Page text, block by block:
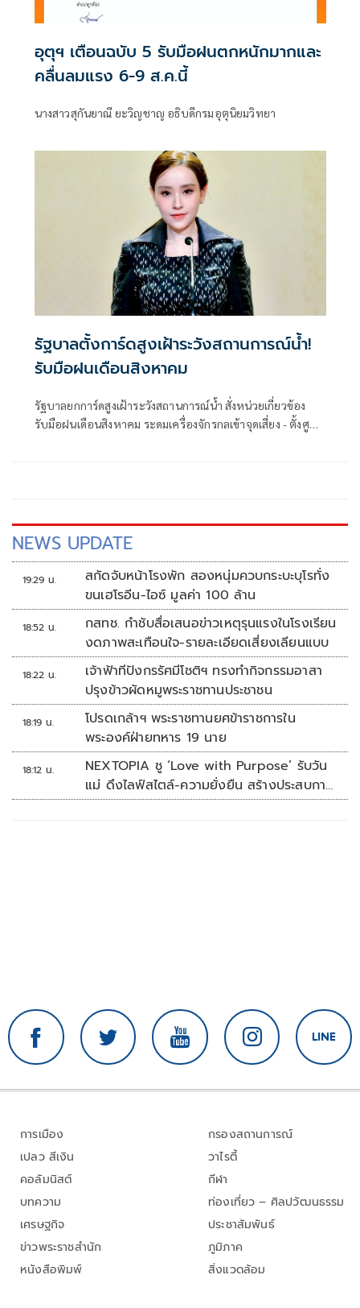
อุตุฯ เตือนฉบับ 5 รับมือฝนตกหนักมากและ
คลื่นลมแรง 6-9 ส.ค.นี้
นางสาวสุกันยาณี ยะวิญชาญ อธิบดีกรมอุตุนิยมวิทยา
รัฐบาลตั้งการ์ดสูงเฝ้าระวังสถานการณ์น้ำ!
รับมือฝนเดือนสิงหาคม
รัฐบาลยกการ์ดสูงเฝ้าระวังสถานการณ์น้ำ สั่งหน่วยเกี่ยวข้อง
รับมือฝนเดือนสิงหาคม ระดมเครื่องจักรกลเข้าจุดเสี่ยง - ตั้งศูนย์
NEWS UPDATE
19:29 น.
สกัดจับหน้าโรงพัก สองหนุ่มควบกระบะบุโรทั่ง
ขนเฮโรอีน-ไอซ์ มูลค่า 100 ล้าน
18:52 น.
กสทช. กำชับสื่อเสนอข่าวเหตุรุนแรงในโรงเรียน
งดภาพสะเทือนใจ-รายละเอียดเสี่ยงเลียนแบบ
18:22 น.
เจ้าฟ้าทีปังกรรัศมีโชติฯ ทรงทำกิจกรรมอาสา
ปรุงข้าวผัดหมูพระราชทานประชาชน
18:19 น.
โปรดเกล้าฯ พระราชทานยศข้าราชการใน
พระองค์ฝ่ายทหาร 19 นาย
18:12 น.
NEXTOPIA ชู ‘Love with Purpose’ รับวัน
แม่ ดึงไลฟ์สไตล์-ความยั่งยืน สร้างประสบกา
รณ์ช้อปปิงมีความหมาย
การเมือง
เปลว สีเงิน
คอลัมนิสต์
บทความ
เศรษฐกิจ
ข่าวพระราชสำนัก
หนังสือพิมพ์
กรองสถานการณ์
วาไรตี้
กีฬา
ท่องเที่ยว – ศิลปวัฒนธรรม
ประชาสัมพันธ์
ภูมิภาค
สิ่งแวดล้อม